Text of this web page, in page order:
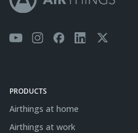
PRODUCTS
Airthings at home
Airthings at work